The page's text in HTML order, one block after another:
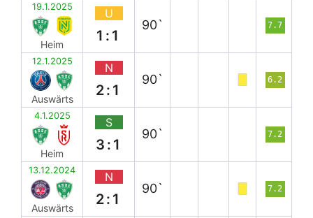
19.1.2025
Heim
U
1:1
90` 7.7
12.1.2025
Auswärts
N
2:1
90` 6.2
4.1.2025
Heim
S
3:1
90` 7.2
13.12.2024
Auswärts
N
2:1
90` 7.2